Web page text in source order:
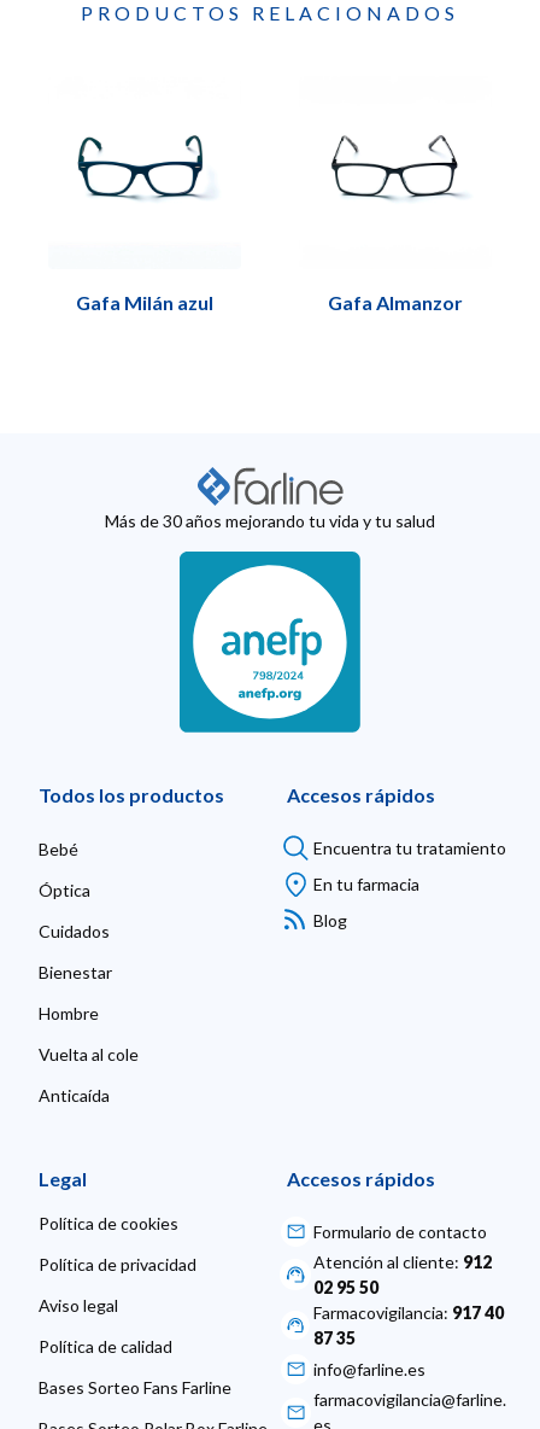
PRODUCTOS RELACIONADOS
Gafa Milán azul Gafa Almanzor
Más de 30 años mejorando tu vida y tu salud
Todos los productos
Bebé
Óptica
Cuidados
Bienestar
Hombre
Vuelta al cole
Anticaída
Accesos rápidos
Encuentra tu tratamiento
En tu farmacia
Blog
Legal
Política de cookies
Política de privacidad
Aviso legal
Política de calidad
Bases Sorteo Fans Farline
Accesos rápidos
Formulario de contacto
Atención al cliente: 912
02 95 50
Farmacovigilancia: 917 40
87 35
info@farline.es
farmacovigilancia@farline.